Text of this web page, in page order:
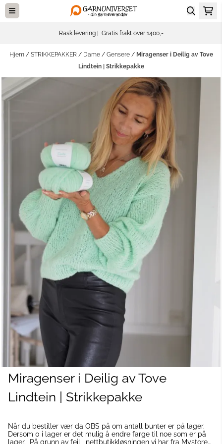
Hopp til innhold
Rask levering | Gratis frakt over 1400,-
Hjem / STRIKKEPAKKER / Dame / Gensere / Miragenser i Deilig av Tove
Lindtein | Strikkepakke
Miragenser i Deilig av Tove
Lindtein | Strikkepakke
Når du bestiller vær da OBS på om antall bunter er på lager.
Dersom 0 i lager er det mulig å endre farge til noe som er på
lager. På grunn av feil i nettbutikkløsningen vi har fra Mystore